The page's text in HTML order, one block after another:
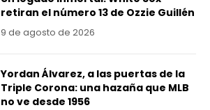
retiran el número 13 de Ozzie Guillén
9 de agosto de 2026
Yordan Álvarez, a las puertas de la
Triple Corona: una hazaña que MLB
no ve desde 1956